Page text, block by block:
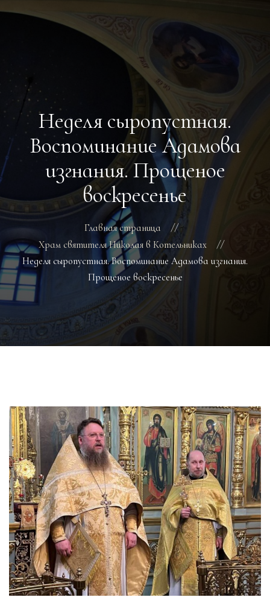
ГЛАВНАЯ
РАСПИСАНИЕ БОГОСЛУЖЕНИЙ
ТРЕБЫ
О ПОДВОРЬЕ
НОВОСТИ
ОБЪЯВЛЕНИЯ
ГАЛЕРЕЯ
КОНТАКТЫ
Неделя сыропустная.
Воспоминание Адамова
изгнания. Прощеное
воскресенье
Главная страница
Храм святителя Николая в Котельниках
Неделя сыропустная. Воспоминание Адамова изгнания.
Прощеное воскресенье